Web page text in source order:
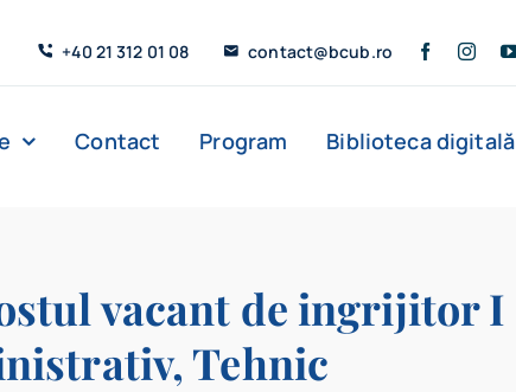
+40 21 312 01 08 contact@bcub.ro
Contact Program Biblioteca digitală
vacant de ingrijitor I
Tehnic